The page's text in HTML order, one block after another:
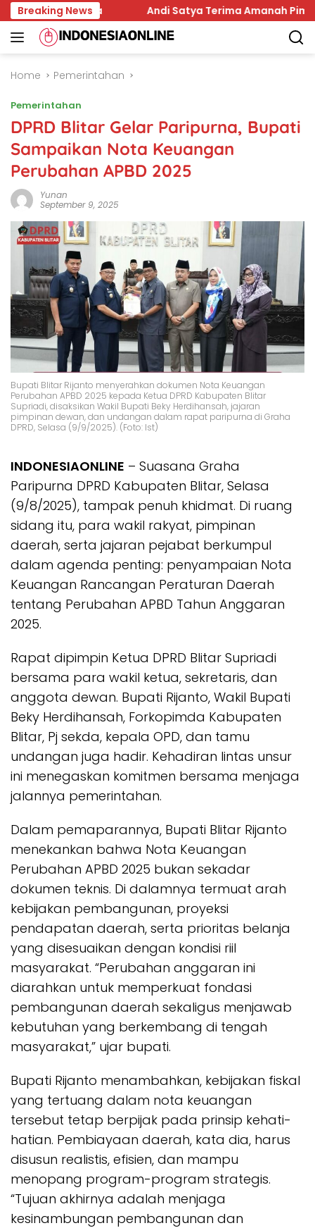
Skip
to
content
Breaking News Andi Satya Terima Amanah Pimpin
Home Pemerintahan
Pemerintahan
DPRD Blitar Gelar Paripurna, Bupati
Sampaikan Nota Keuangan
Perubahan APBD 2025
Yunan
September 9, 2025
Bupati Blitar Rijanto menyerahkan dokumen Nota Keuangan
Perubahan APBD 2025 kepada Ketua DPRD Kabupaten Blitar
Supriadi, disaksikan Wakil Bupati Beky Herdihansah, jajaran
pimpinan dewan, dan undangan dalam rapat paripurna di Graha
DPRD, Selasa (9/9/2025). (Foto: Ist)
INDONESIAONLINE – Suasana Graha
Paripurna DPRD Kabupaten Blitar, Selasa
(9/8/2025), tampak penuh khidmat. Di ruang
sidang itu, para wakil rakyat, pimpinan
daerah, serta jajaran pejabat berkumpul
dalam agenda penting: penyampaian Nota
Keuangan Rancangan Peraturan Daerah
tentang Perubahan APBD Tahun Anggaran
2025.
Rapat dipimpin Ketua DPRD Blitar Supriadi
bersama para wakil ketua, sekretaris, dan
anggota dewan. Bupati Rijanto, Wakil Bupati
Beky Herdihansah, Forkopimda Kabupaten
Blitar, Pj sekda, kepala OPD, dan tamu
undangan juga hadir. Kehadiran lintas unsur
ini menegaskan komitmen bersama menjaga
jalannya pemerintahan.
Dalam pemaparannya, Bupati Blitar Rijanto
menekankan bahwa Nota Keuangan
Perubahan APBD 2025 bukan sekadar
dokumen teknis. Di dalamnya termuat arah
kebijakan pembangunan, proyeksi
pendapatan daerah, serta prioritas belanja
yang disesuaikan dengan kondisi riil
masyarakat. “Perubahan anggaran ini
diarahkan untuk memperkuat fondasi
pembangunan daerah sekaligus menjawab
kebutuhan yang berkembang di tengah
masyarakat,” ujar bupati.
Bupati Rijanto menambahkan, kebijakan fiskal
yang tertuang dalam nota keuangan
tersebut tetap berpijak pada prinsip kehati-
hatian. Pembiayaan daerah, kata dia, harus
disusun realistis, efisien, dan mampu
menopang program-program strategis.
“Tujuan akhirnya adalah menjaga
kesinambungan pembangunan dan